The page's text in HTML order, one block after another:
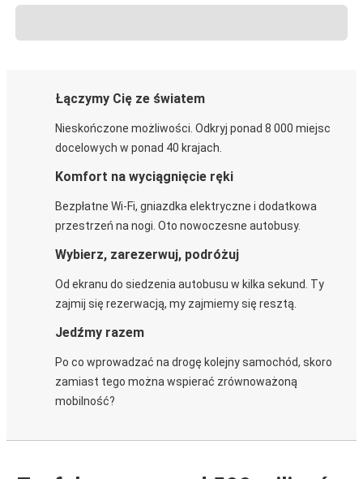
Łączymy Cię ze światem
Nieskończone możliwości. Odkryj ponad 8 000 miejsc
docelowych w ponad 40 krajach.
Komfort na wyciągnięcie ręki
Bezpłatne Wi-Fi, gniazdka elektryczne i dodatkowa
przestrzeń na nogi. Oto nowoczesne autobusy.
Wybierz, zarezerwuj, podróżuj
Od ekranu do siedzenia autobusu w kilka sekund. Ty
zajmij się rezerwacją, my zajmiemy się resztą.
Jedźmy razem
Po co wprowadzać na drogę kolejny samochód, skoro
zamiast tego można wspierać zrównoważoną
mobilność?